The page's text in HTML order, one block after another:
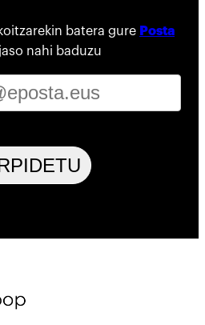
batera gure Posta
jaso nahi baduzu